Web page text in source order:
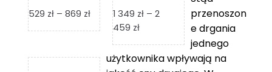
529 zł – 869 złZakres
cen:
529 zł
do
1 349 zł – 2
459 złZakres
od
1
przenoszon
e drgania
jednego
użytkownika wpływają na